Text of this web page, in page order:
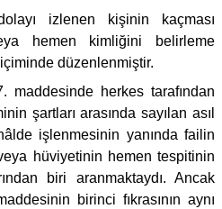
izlenen kişinin kaçması
hemen kimliğini belirleme
düzenlenmiştir.
maddesinde herkes tarafından
şartları arasında sayılan asıl
işlenmesinin yanında failin
hüviyetinin hemen tespitinin
biri aranmaktaydı. Ancak
birinci fıkrasının aynı